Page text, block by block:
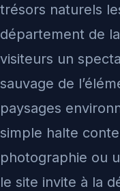
trésors naturels
département de
visiteurs un
sauvage de
paysages
simple halte
photographie ou
le site invite à la